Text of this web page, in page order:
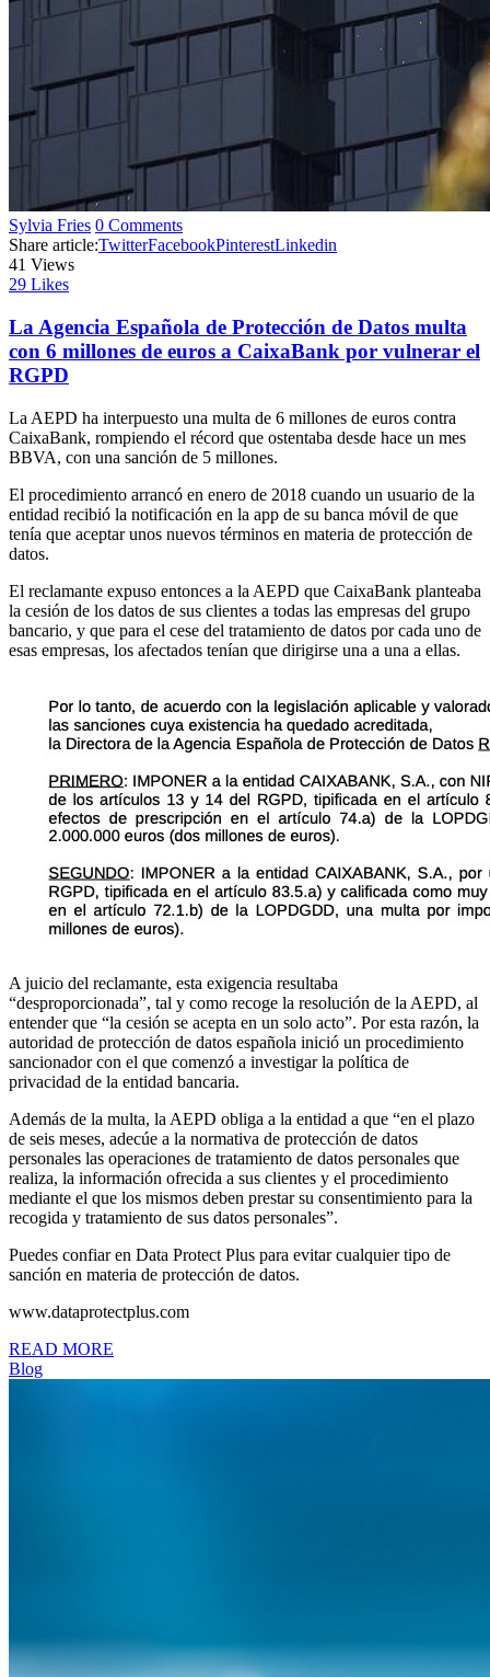
Sylvia Fries 0 Comments
Share article:TwitterFacebookPinterestLinkedin
41 Views
29 Likes
La Agencia Española de Protección de Datos multa
con 6 millones de euros a CaixaBank por vulnerar el
RGPD
La AEPD ha interpuesto una multa de 6 millones de euros contra
CaixaBank, rompiendo el récord que ostentaba desde hace un mes
BBVA, con una sanción de 5 millones.
El procedimiento arrancó en enero de 2018 cuando un usuario de la
entidad recibió la notificación en la app de su banca móvil de que
tenía que aceptar unos nuevos términos en materia de protección de
datos.
El reclamante expuso entonces a la AEPD que CaixaBank planteaba
la cesión de los datos de sus clientes a todas las empresas del grupo
bancario, y que para el cese del tratamiento de datos por cada uno de
esas empresas, los afectados tenían que dirigirse una a una a ellas.
A juicio del reclamante, esta exigencia resultaba
“desproporcionada”, tal y como recoge la resolución de la AEPD, al
entender que “la cesión se acepta en un solo acto”. Por esta razón, la
autoridad de protección de datos española inició un procedimiento
sancionador con el que comenzó a investigar la política de
privacidad de la entidad bancaria.
Además de la multa, la AEPD obliga a la entidad a que “en el plazo
de seis meses, adecúe a la normativa de protección de datos
personales las operaciones de tratamiento de datos personales que
realiza, la información ofrecida a sus clientes y el procedimiento
mediante el que los mismos deben prestar su consentimiento para la
recogida y tratamiento de sus datos personales”.
Puedes confiar en Data Protect Plus para evitar cualquier tipo de
sanción en materia de protección de datos.
www.dataprotectplus.com
READ MORE
Blog